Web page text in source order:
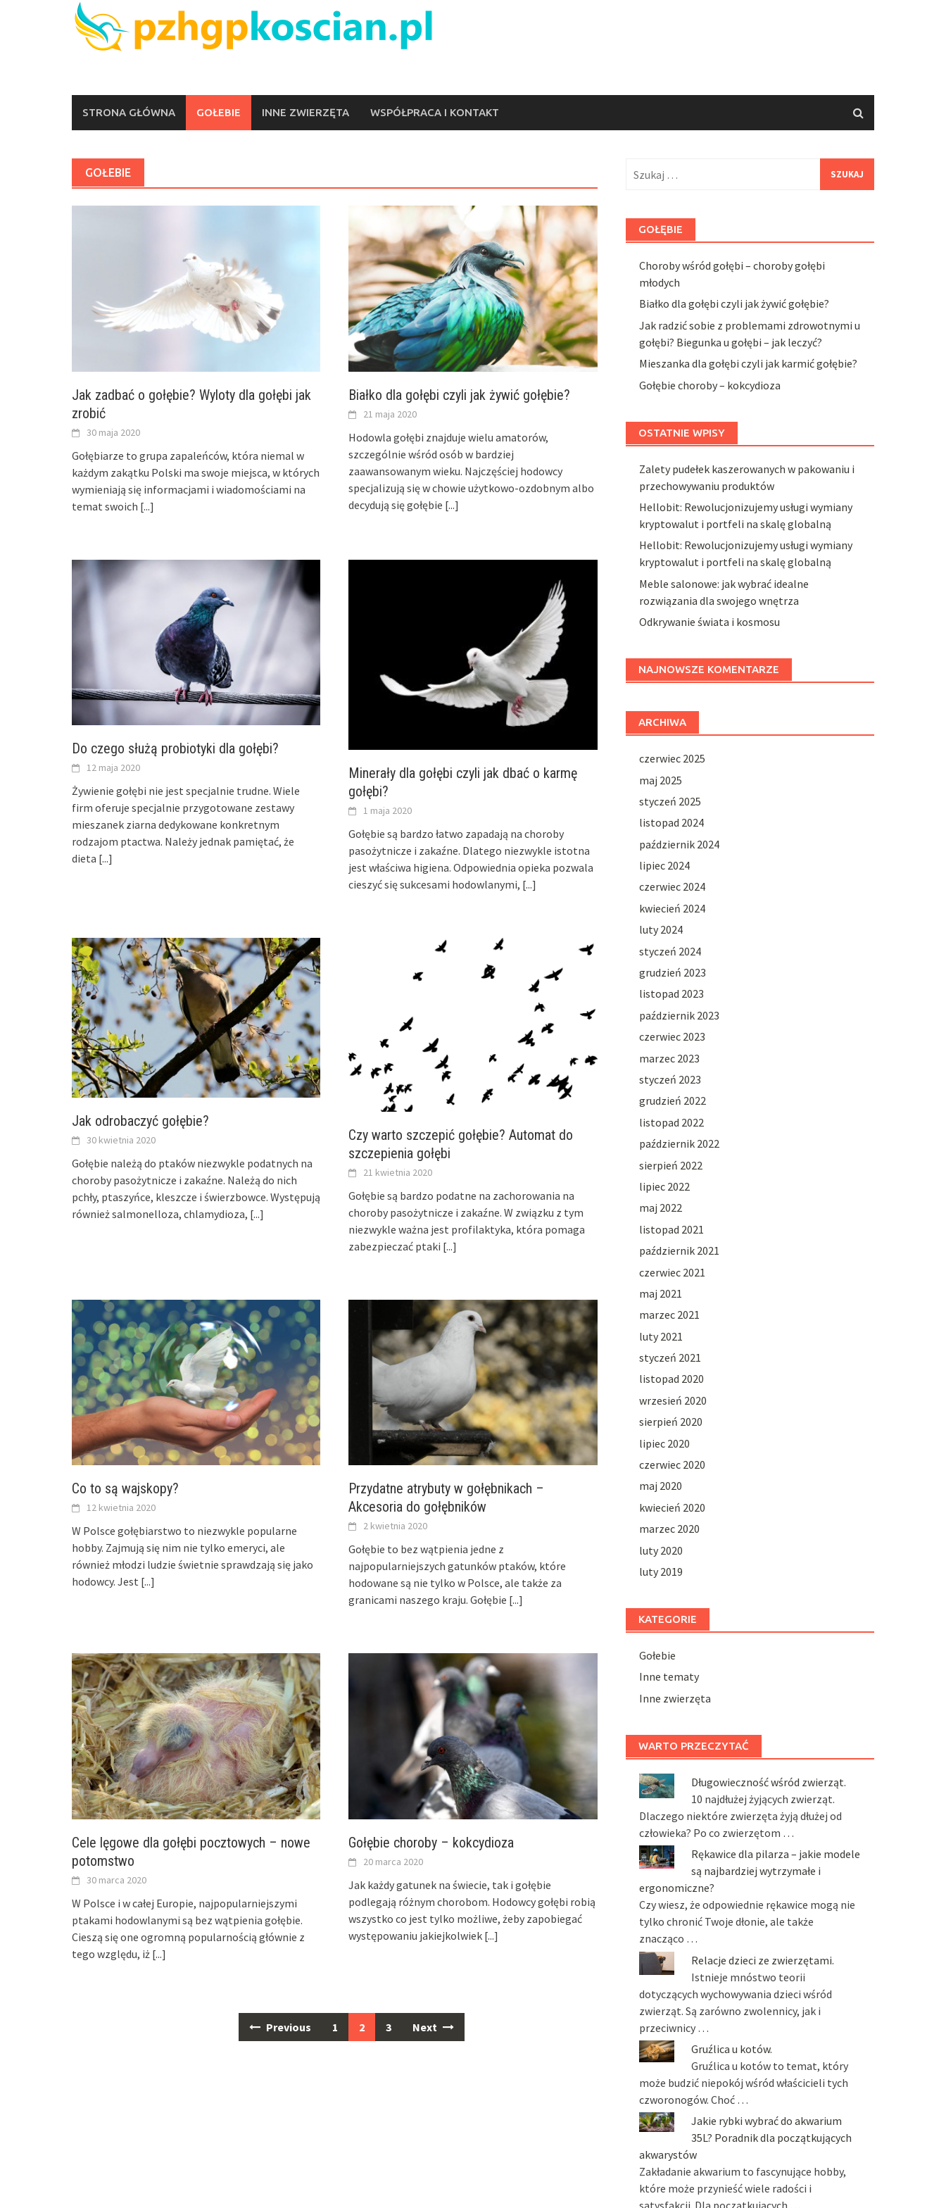
STRONA GŁÓWNA GOŁEBIE INNE ZWIERZĘTA WSPÓŁPRACA I KONTAKT
GOŁEBIE
Jak zadbać o gołębie? Wyloty dla gołębi jak
zrobić
30 maja 2020
Gołębiarze to grupa zapaleńców, która niemal w
każdym zakątku Polski ma swoje miejsca, w których
wymieniają się informacjami i wiadomościami na
temat swoich [...]
Białko dla gołębi czyli jak żywić gołębie?
21 maja 2020
Hodowla gołębi znajduje wielu amatorów,
szczególnie wśród osób w bardziej
zaawansowanym wieku. Najczęściej hodowcy
specjalizują się w chowie użytkowo-ozdobnym albo
decydują się gołębie [...]
Do czego służą probiotyki dla gołębi?
12 maja 2020
Żywienie gołębi nie jest specjalnie trudne. Wiele
firm oferuje specjalnie przygotowane zestawy
mieszanek ziarna dedykowane konkretnym
rodzajom ptactwa. Należy jednak pamiętać, że
dieta [...]
Minerały dla gołębi czyli jak dbać o karmę
gołębi?
1 maja 2020
Gołębie są bardzo łatwo zapadają na choroby
pasożytnicze i zakaźne. Dlatego niezwykle istotna
jest właściwa higiena. Odpowiednia opieka pozwala
cieszyć się sukcesami hodowlanymi, [...]
Jak odrobaczyć gołębie?
30 kwietnia 2020
Gołębie należą do ptaków niezwykle podatnych na
choroby pasożytnicze i zakaźne. Należą do nich
pchły, ptaszyńce, kleszcze i świerzbowce. Występują
również salmonelloza, chlamydioza, [...]
Czy warto szczepić gołębie? Automat do
szczepienia gołębi
21 kwietnia 2020
Gołębie są bardzo podatne na zachorowania na
choroby pasożytnicze i zakaźne. W związku z tym
niezwykle ważna jest profilaktyka, która pomaga
zabezpieczać ptaki [...]
Co to są wajskopy?
12 kwietnia 2020
W Polsce gołębiarstwo to niezwykle popularne
hobby. Zajmują się nim nie tylko emeryci, ale
również młodzi ludzie świetnie sprawdzają się jako
hodowcy. Jest [...]
Przydatne atrybuty w gołębnikach –
Akcesoria do gołębników
2 kwietnia 2020
Gołębie to bez wątpienia jedne z
najpopularniejszych gatunków ptaków, które
hodowane są nie tylko w Polsce, ale także za
granicami naszego kraju. Gołębie [...]
Cele lęgowe dla gołębi pocztowych – nowe
potomstwo
30 marca 2020
W Polsce i w całej Europie, najpopularniejszymi
ptakami hodowlanymi są bez wątpienia gołębie.
Cieszą się one ogromną popularnością głównie z
tego względu, iż [...]
Gołębie choroby – kokcydioza
20 marca 2020
Jak każdy gatunek na świecie, tak i gołębie
podlegają różnym chorobom. Hodowcy gołębi robią
wszystko co jest tylko możliwe, żeby zapobiegać
występowaniu jakiejkolwiek [...]
Previous 1 2 3 Next
GOŁĘBIE
Choroby wśród gołębi – choroby gołębi
młodych
Białko dla gołębi czyli jak żywić gołębie?
Jak radzić sobie z problemami zdrowotnymi u
gołębi? Biegunka u gołębi – jak leczyć?
Mieszanka dla gołębi czyli jak karmić gołębie?
Gołębie choroby – kokcydioza
OSTATNIE WPISY
Zalety pudełek kaszerowanych w pakowaniu i
przechowywaniu produktów
Hellobit: Rewolucjonizujemy usługi wymiany
kryptowalut i portfeli na skalę globalną
Hellobit: Rewolucjonizujemy usługi wymiany
kryptowalut i portfeli na skalę globalną
Meble salonowe: jak wybrać idealne
rozwiązania dla swojego wnętrza
Odkrywanie świata i kosmosu
NAJNOWSZE KOMENTARZE
ARCHIWA
czerwiec 2025
maj 2025
styczeń 2025
listopad 2024
październik 2024
lipiec 2024
czerwiec 2024
kwiecień 2024
luty 2024
styczeń 2024
grudzień 2023
listopad 2023
październik 2023
czerwiec 2023
marzec 2023
styczeń 2023
grudzień 2022
listopad 2022
październik 2022
sierpień 2022
lipiec 2022
maj 2022
listopad 2021
październik 2021
czerwiec 2021
maj 2021
marzec 2021
luty 2021
styczeń 2021
listopad 2020
wrzesień 2020
sierpień 2020
lipiec 2020
czerwiec 2020
maj 2020
kwiecień 2020
marzec 2020
luty 2020
luty 2019
KATEGORIE
Gołebie
Inne tematy
Inne zwierzęta
WARTO PRZECZYTAĆ
Długowieczność wśród zwierząt.
10 najdłużej żyjących zwierząt.
Dlaczego niektóre zwierzęta żyją dłużej od
człowieka? Po co zwierzętom …
Rękawice dla pilarza – jakie modele
są najbardziej wytrzymałe i
ergonomiczne?
Czy wiesz, że odpowiednie rękawice mogą nie
tylko chronić Twoje dłonie, ale także
znacząco …
Relacje dzieci ze zwierzętami.
Istnieje mnóstwo teorii
dotyczących wychowywania dzieci wśród
zwierząt. Są zarówno zwolennicy, jak i
przeciwnicy …
Gruźlica u kotów.
Gruźlica u kotów to temat, który
może budzić niepokój wśród właścicieli tych
czworonogów. Choć …
Jakie rybki wybrać do akwarium
35L? Poradnik dla początkujących
akwarystów
Zakładanie akwarium to fascynujące hobby,
które może przynieść wiele radości i